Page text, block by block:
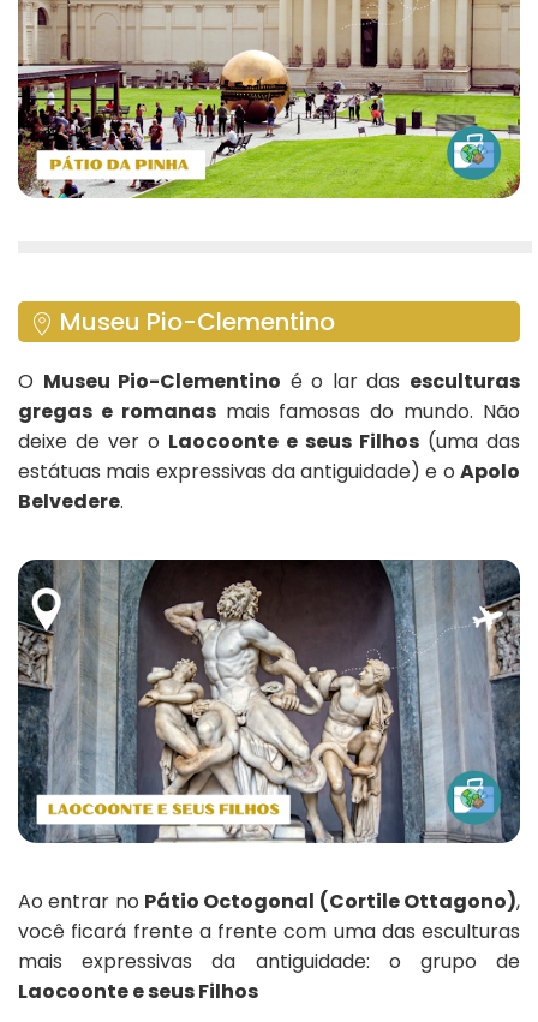
Museu Pio-Clementino
O Museu Pio-Clementino é o lar das esculturas
gregas e romanasmais famosas do mundo. Não
deixe de ver o Laocoonte e seus Filhos (uma das
estátuas mais expressivas da antiguidade) e o Apolo
Belvedere.
Ao entrar no Pátio Octogonal (Cortile Ottagono),
você ficará frente a frente com uma das esculturas
mais expressivas da antiguidade: o grupo de
Laocoonte e seus Filhos